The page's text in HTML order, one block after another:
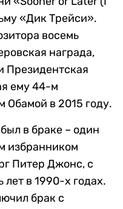
«Дик Трейси».
восемь
награда,
Президентская
ему 44-м
в 2015 году.
в браке – один
избранником
Питер Джонс, с
в 1990-х годах.
брак с